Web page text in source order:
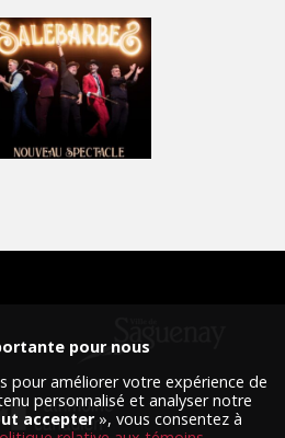
pour nous
pour améliorer votre expérience de
personnalisé et analyser notre
accepter», vous consentez à